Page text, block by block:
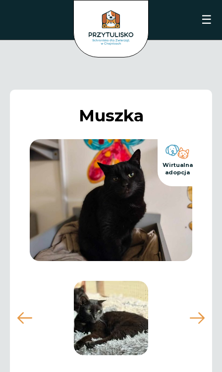
☰
Muszka
Wirtualna
adopcja